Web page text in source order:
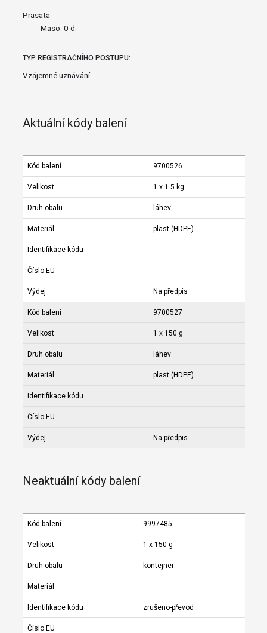
Prasata
Maso: 0 d.
TYP REGISTRAČNÍHO POSTUPU:
Vzájemné uznávání
Aktuální kódy balení
Kód balení 9700526
Velikost 1 x 1.5 kg
Druh obalu láhev
Materiál plast (HDPE)
Identifikace kódu
Číslo EU
Výdej Na předpis
Kód balení 9700527
Velikost 1 x 150 g
Druh obalu láhev
Materiál plast (HDPE)
Identifikace kódu
Číslo EU
Výdej Na předpis
Neaktuální kódy balení
Kód balení 9997485
Velikost 1 x 150 g
Druh obalu kontejner
Materiál
Identifikace kódu zrušeno-převod
Číslo EU